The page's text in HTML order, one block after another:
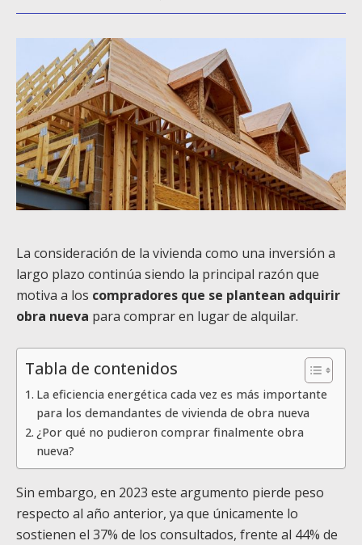
La consideración de la vivienda como una inversión a
largo plazo continúa siendo la principal razón que
motiva a los compradores que se plantean adquirir
obra nueva para comprar en lugar de alquilar.
Tabla de contenidos
La eficiencia energética cada vez es más importante
para los demandantes de vivienda de obra nueva
¿Por qué no pudieron comprar finalmente obra
nueva?
Sin embargo, en 2023 este argumento pierde peso
respecto al año anterior, ya que únicamente lo
sostienen el 37% de los consultados, frente al 44% de